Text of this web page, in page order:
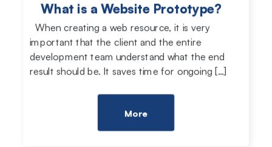
What is a Website Prototype?
When creating a web resource, it is very
important that the client and the entire
development team understand what the end
result should be. It saves time for ongoing […]
More